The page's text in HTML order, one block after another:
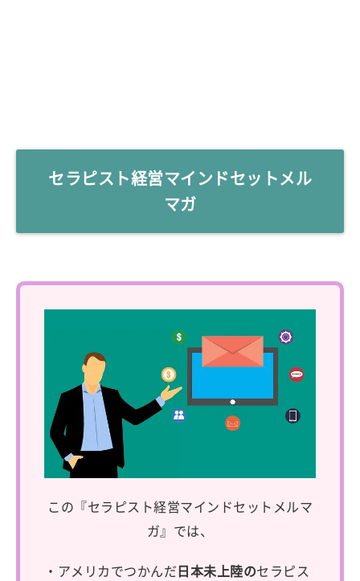
セラピスト経営マインドセットメル
マガ
この『セラピスト経営マインドセットメルマ
ガ』では、
・アメリカでつかんだ日本未上陸のセラピス